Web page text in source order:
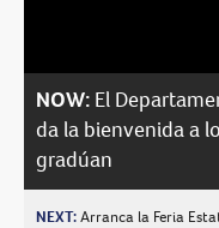
NOW: El
da la bienvenida a
gradúan
NEXT:Arranca la Feria